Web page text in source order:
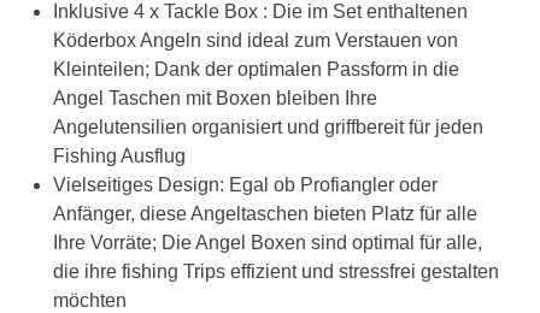
Inklusive 4 x Tackle Box : Die im Set enthaltenen
Köderbox Angeln sind ideal zum Verstauen von
Kleinteilen; Dank der optimalen Passform in die
Angel Taschen mit Boxen bleiben Ihre
Angelutensilien organisiert und griffbereit für jeden
Fishing Ausflug
Vielseitiges Design: Egal ob Profiangler oder
Anfänger, diese Angeltaschen bieten Platz für alle
Ihre Vorräte; Die Angel Boxen sind optimal für alle,
die ihre fishing Trips effizient und stressfrei gestalten
möchten